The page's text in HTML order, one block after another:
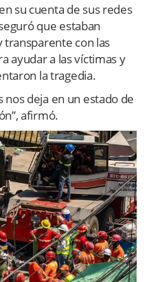
su cuenta de sus redes
que estaban
transparente con las
ayudar a las víctimas y
la tragedia.
nos deja en un estado de
afirmó.